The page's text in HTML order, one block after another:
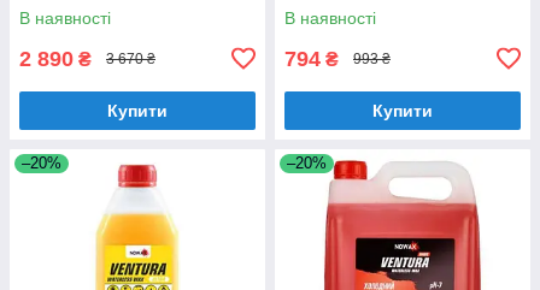
В наявності
2 890 ₴ 3 670 ₴
Купити
В наявності
794 ₴ 993 ₴
Купити
–20% –20%